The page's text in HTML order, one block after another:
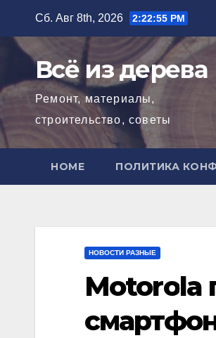
содержимому
Сб. Авг 8th, 2026 2:22:57 PM
Всё из дерева
Ремонт, материалы,
строительство, советы
HOME ПОЛИТИКА
НОВОСТИ РАЗНЫЕ
Motorola